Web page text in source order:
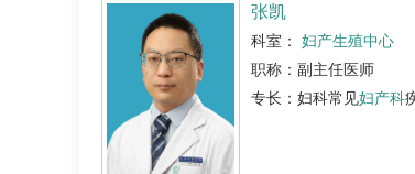
张凯
科室： 妇产生殖中心
职称：副主任医师
专长：妇科常见妇产科